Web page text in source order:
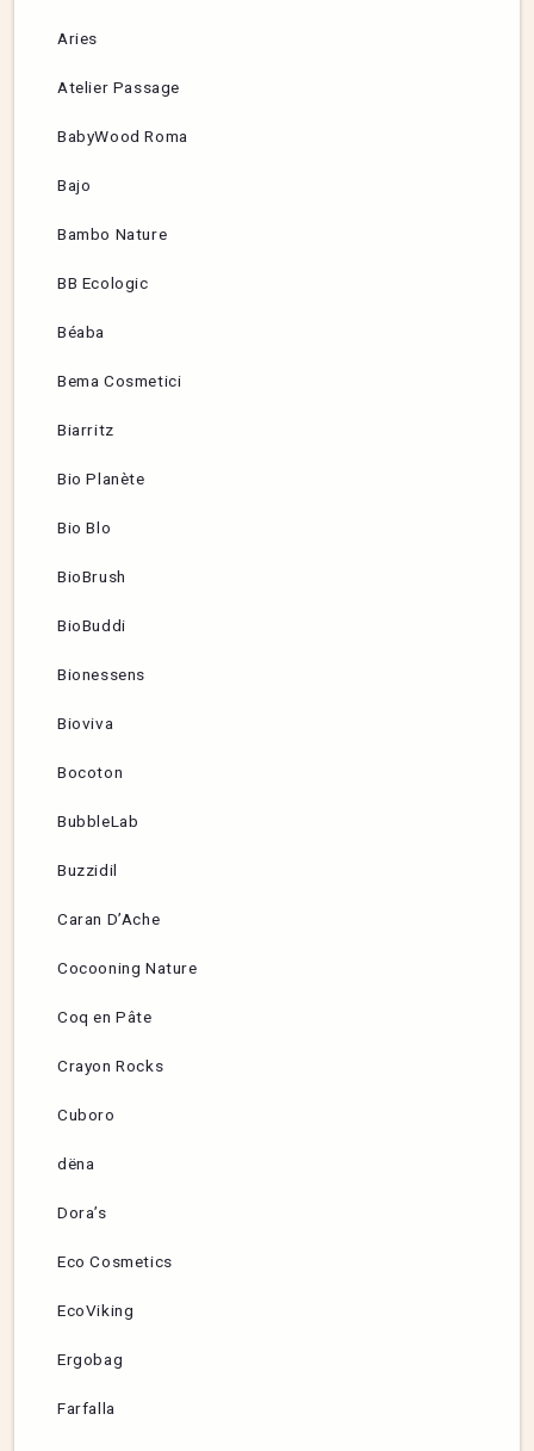
Aries
Atelier Passage
BabyWood Roma
Bajo
Bambo Nature
BB Ecologic
Béaba
Bema Cosmetici
Biarritz
Bio Planète
Bio Blo
BioBrush
BioBuddi
Bionessens
Bioviva
Bocoton
BubbleLab
Buzzidil
Caran D’Ache
Cocooning Nature
Coq en Pâte
Crayon Rocks
Cuboro
dëna
Dora’s
Eco Cosmetics
EcoViking
Ergobag
Farfalla